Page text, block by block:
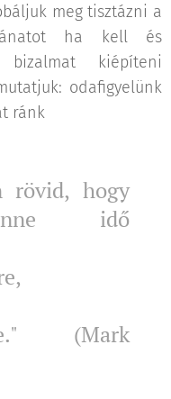
meg tisztázni a
ha kell és
bizalmat kiépíteni
odafigyelünk
ránk
rövid, hogy
idő
(Mark